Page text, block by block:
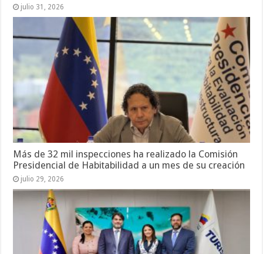
julio 31, 2026
Más de 32 mil inspecciones ha realizado la Comisión
Presidencial de Habitabilidad a un mes de su creación
julio 29, 2026